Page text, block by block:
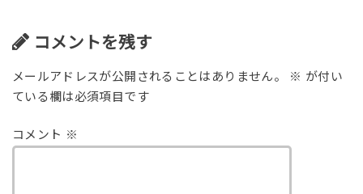
コメントを残す
メールアドレスが公開されることはありません。 ※ が付い
ている欄は必須項目です
コメント ※